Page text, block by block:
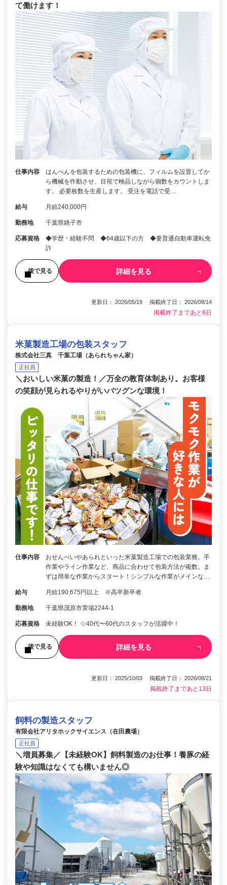
て働けます！
仕事内容
はんぺんを包装するための包装機に、フィルムを設置してか
ら機械を作動させ、目視で検品しながら個数をカウントしま
す。 必要枚数を生産します。 受注を電話で受…
給与 月給240,000円
勤務地 千葉県銚子市
応募資格
◆学歴・経験不問 ◆64歳以下の方 ◆要普通自動車運転免
許
後で見る 詳細を見る
更新日： 2026/05/19 掲載終了日： 2026/08/14
掲載終了まであと6日
米菓製造工場の包装スタッフ
株式会社三真 千葉工場（あられちゃん家）
正社員
＼おいしい米菓の製造！／万全の教育体制あり。お客様
の笑顔が見られるやりがいバツグンな環境！
仕事内容
おせんべいやあられといった米菓製造工場での包装業務。手
作業やライン作業など、商品に合わせて包装方法が複数。ま
ずは簡単な作業からスタート！シンプルな作業がメインな…
給与 月給190,675円以上 ※高卒新卒者
勤務地 千葉県茂原市萱場2244-1
応募資格 未経験OK！ ☆40代〜60代のスタッフが活躍中！
後で見る 詳細を見る
更新日： 2025/10/03 掲載終了日： 2026/08/21
掲載終了まであと13日
飼料の製造スタッフ
有限会社アリタホックサイエンス（在田農場）
正社員
＼増員募集／【未経験OK】飼料製造のお仕事！養豚の経
験や知識はなくても構いません◎